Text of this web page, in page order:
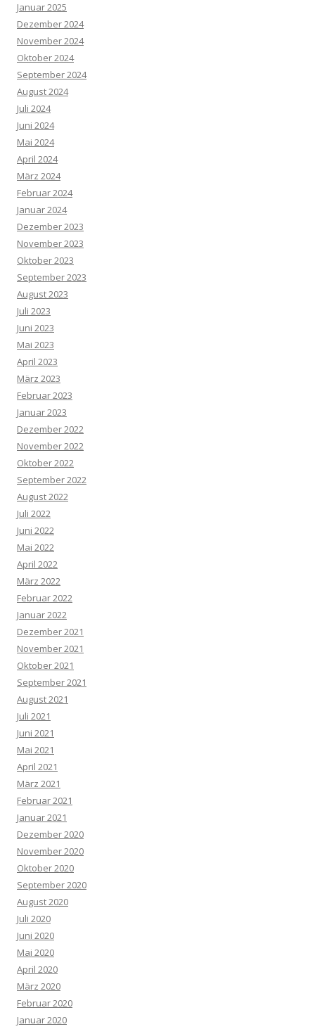
Januar 2025
Dezember 2024
November 2024
Oktober 2024
September 2024
August 2024
Juli 2024
Juni 2024
Mai 2024
April 2024
März 2024
Februar 2024
Januar 2024
Dezember 2023
November 2023
Oktober 2023
September 2023
August 2023
Juli 2023
Juni 2023
Mai 2023
April 2023
März 2023
Februar 2023
Januar 2023
Dezember 2022
November 2022
Oktober 2022
September 2022
August 2022
Juli 2022
Juni 2022
Mai 2022
April 2022
März 2022
Februar 2022
Januar 2022
Dezember 2021
November 2021
Oktober 2021
September 2021
August 2021
Juli 2021
Juni 2021
Mai 2021
April 2021
März 2021
Februar 2021
Januar 2021
Dezember 2020
November 2020
Oktober 2020
September 2020
August 2020
Juli 2020
Juni 2020
Mai 2020
April 2020
März 2020
Februar 2020
Januar 2020